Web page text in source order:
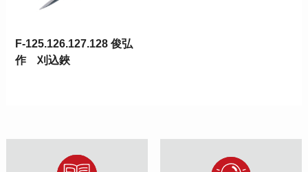
F-125.126.127.128 俊弘
作 刈込鋏